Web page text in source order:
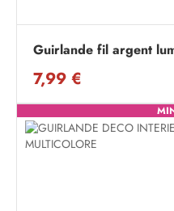
Guirlande fil argent
7,99 €